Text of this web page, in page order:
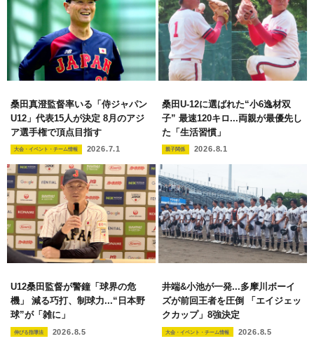
桑田真澄監督率いる「侍ジャパン
U12」代表15人が決定 8月のアジ
ア選手権で頂点目指す
大会・イベント・チーム情報 2026.7.1
桑田U-12に選ばれた“小6逸材双
子” 最速120キロ...両親が最優先し
た「生活習慣」
親子関係 2026.8.1
U12桑田監督が警鐘「球界の危
機」 減る巧打、制球力...“日本野
球”が「雑に」
伸びる指導法 2026.8.5
井端&小池が一発...多摩川ボーイ
ズが前回王者を圧倒 「エイジェッ
クカップ」8強決定
大会・イベント・チーム情報 2026.8.5